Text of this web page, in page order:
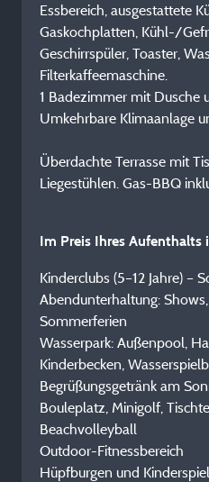
Essbereich, ausgestattete
Gaskochplatten, Kühl-/
Geschirrspüler, Toaster,
Filterkaffeemaschine.
1 Badezimmer mit Dusche
Umkehrbare Klimaanlage
Überdachte Terrasse mit
Liegestühlen. Gas-BBQ
Im Preis Ihres Aufenthalts
Kinderclubs (5–12 Jahre) –
Abendunterhaltung:
Sommerferien
Wasserpark: Außenpool,
Kinderbecken,
Begrüßungsgetränk am
Bouleplatz, Minigolf,
Beachvolleyball
Outdoor-Fitnessbereich
Hüpfburgen und